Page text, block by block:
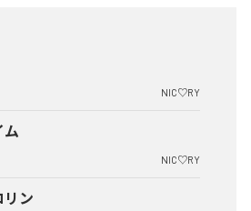
NIC♡RY
ム
NIC♡RY
リン